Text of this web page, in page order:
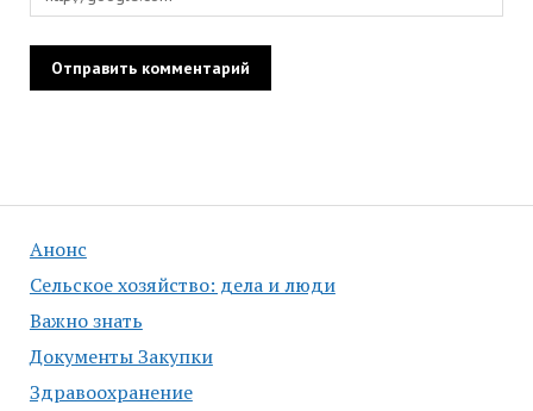
Анонс
Сельское хозяйство: дела и люди
Важно знать
Документы Закупки
Здравоохранение